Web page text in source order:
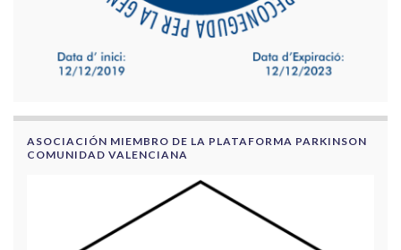
ASOCIACIÓN MIEMBRO DE LA PLATAFORMA PARKINSON
COMUNIDAD VALENCIANA